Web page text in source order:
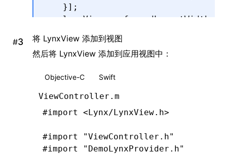
    }
];
    lynxView
preferredLayoutWidth
    lynxView
.layoutWidthMode
    lynxView
.layoutHeightMode
@end
#
将 LynxView 添加到视图
然后将 LynxView 添加到应用视图中：
Objective-C Swift
ViewController.m
#import
<Lynx/LynxView.h>
#import
"ViewController.h"
#import
"DemoLynxProvider.h"